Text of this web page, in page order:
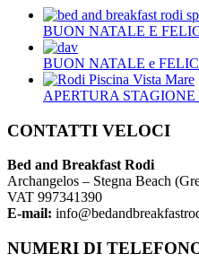
BUON NATALE E
BUON NATALE e
APERTURA
CONTATTI VELOCI
Bed and Breakfast Rodi
Archangelos – Stegna Beach
VAT 997341390
E-mail:
NUMERI DI